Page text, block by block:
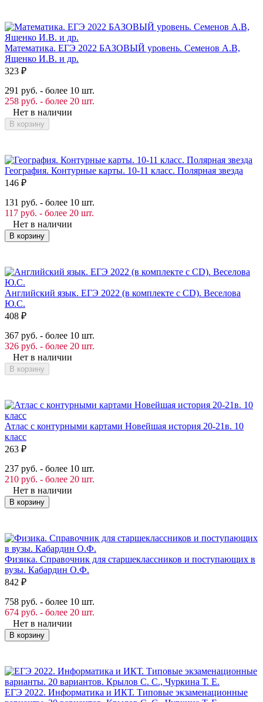
Математика. ЕГЭ 2022 БАЗОВЫЙ уровень. Семенов А.В,
Ященко И.В. и др.
323 ₽
291 руб. - более 10 шт.
258 руб. - более 20 шт.
Нет в наличии
В корзину
География. Контурные карты. 10-11 класс. Полярная звезда
146 ₽
131 руб. - более 10 шт.
117 руб. - более 20 шт.
Нет в наличии
В корзину
Английский язык. ЕГЭ 2022 (в комплекте с CD). Веселова
Ю.С.
408 ₽
367 руб. - более 10 шт.
326 руб. - более 20 шт.
Нет в наличии
В корзину
Атлас с контурными картами Новейшая история 20-21в. 10
класс
263 ₽
237 руб. - более 10 шт.
210 руб. - более 20 шт.
Нет в наличии
В корзину
Физика. Справочник для старшеклассников и поступающих в
вузы. Кабардин О.Ф.
842 ₽
758 руб. - более 10 шт.
674 руб. - более 20 шт.
Нет в наличии
В корзину
ЕГЭ 2022. Информатика и ИКТ. Типовые экзаменационные